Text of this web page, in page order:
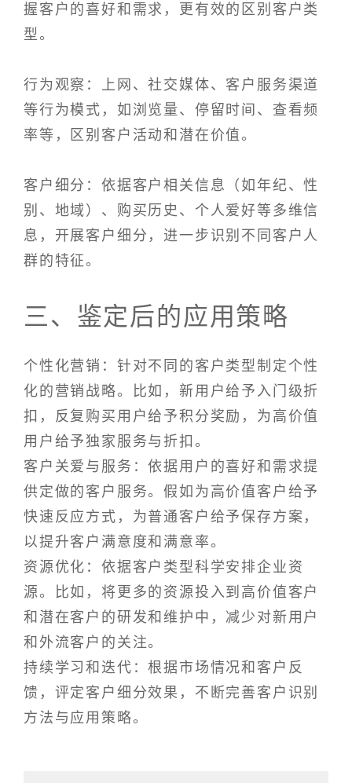
握客户的喜好和需求，更有效的区别客户类
型。
行为观察：上网、社交媒体、客户服务渠道
等行为模式，如浏览量、停留时间、查看频
率等，区别客户活动和潜在价值。
客户细分：依据客户相关信息（如年纪、性
别、地域）、购买历史、个人爱好等多维信
息，开展客户细分，进一步识别不同客户人
群的特征。
三、鉴定后的应用策略
个性化营销：针对不同的客户类型制定个性
化的营销战略。比如，新用户给予入门级折
扣，反复购买用户给予积分奖励，为高价值
用户给予独家服务与折扣。
客户关爱与服务：依据用户的喜好和需求提
供定做的客户服务。假如为高价值客户给予
快速反应方式，为普通客户给予保存方案，
以提升客户满意度和满意率。
资源优化：依据客户类型科学安排企业资
源。比如，将更多的资源投入到高价值客户
和潜在客户的研发和维护中，减少对新用户
和外流客户的关注。
持续学习和迭代：根据市场情况和客户反
馈，评定客户细分效果，不断完善客户识别
方法与应用策略。